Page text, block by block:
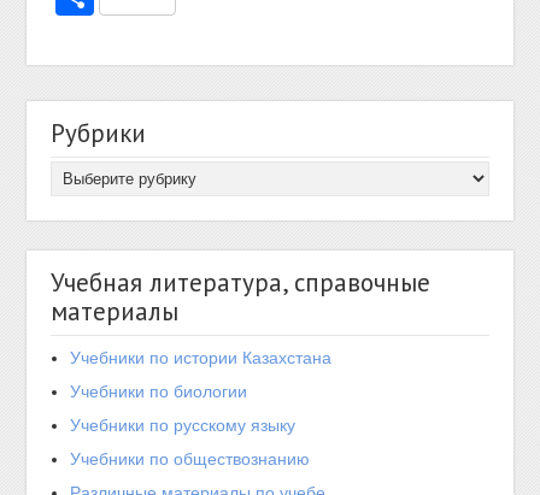
Рубрики
Учебная литература, справочные
материалы
Учебники по истории Казахстана
Учебники по биологии
Учебники по русскому языку
Учебники по обществознанию